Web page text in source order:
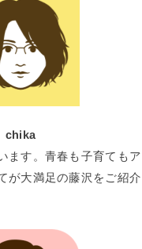
chika
ます。青春も子育てもア
が大満足の藤沢をご紹介